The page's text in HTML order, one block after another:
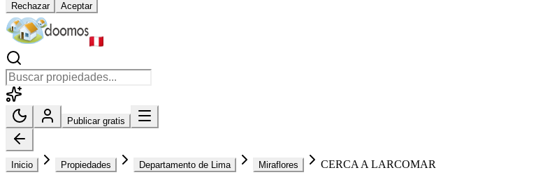
Rechazar Aceptar
Publicar gratis
Inicio Propiedades Departamento de Lima Miraflores CERCA A LARCOMAR